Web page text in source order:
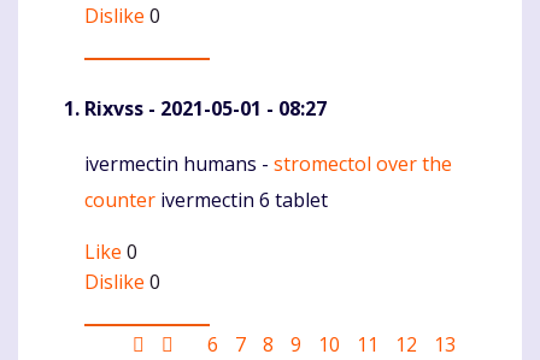
Dislike 0
Rixvss - 2021-05-01 - 08:27
Komentaras
ivermectin humans - stromectol over the
counter ivermectin 6 tablet
Like 0
Dislike 0
Pagination
First Ankstesnis
Puslapis
6 Puslapis
7 Puslapis
8 Puslapis
9 Puslapis
10 Puslapis
11
Current
12 Puslapis
13